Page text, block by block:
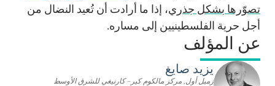
تصوّرها بشكل جذري، إذا ما أرادت أن تُعيد النضال من
أجل حرية الفلسطينيين إلى مساره.
عن المؤلف
يزيد صايغ
زميل أول, مركز مالكوم كير– كارنيغي للشرق الأوسط